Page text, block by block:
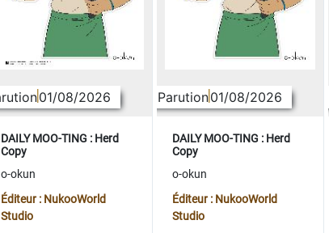
01/08/2026
DAILY MOO-TING : Herd
Copy
o-okun
Éditeur : NukooWorld
Studio
Parution01/08/2026
DAILY MOO-TING : Herd
Copy
o-okun
Éditeur : NukooWorld
Studio